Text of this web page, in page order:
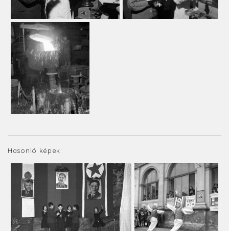
Hasonló képek: